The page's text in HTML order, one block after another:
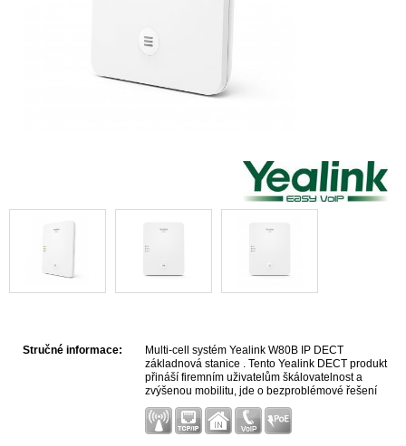
Stručné informace:
Multi-cell systém Yealink W80B IP DECT
základnová stanice . Tento Yealink DECT produkt
přináší firemním uživatelům škálovatelnost a
zvýšenou mobilitu, jde o bezproblémové řešení
předávání a roamingu hovorů. DECT IP Multi-Cell
systém poskytuje stabilní ...